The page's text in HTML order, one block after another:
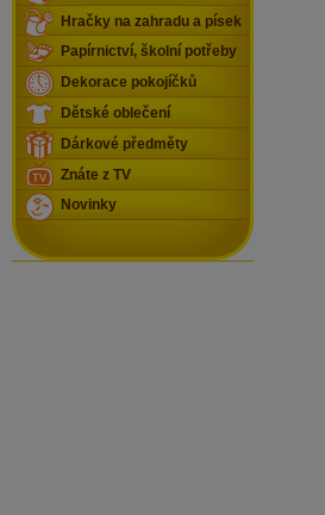
Hračky na zahradu a písek
Papírnictví, školní potřeby
Dekorace pokojíčků
Dětské oblečení
Dárkové předměty
Znáte z TV
Novinky